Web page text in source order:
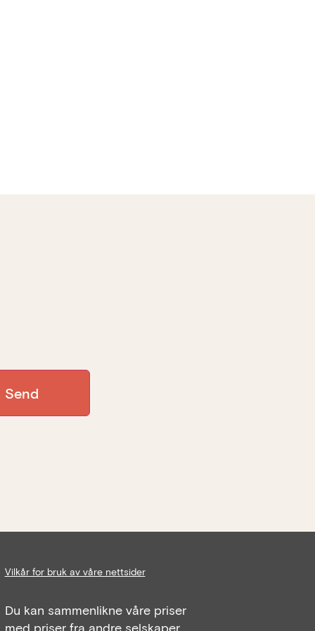
Vilkår for bruk av våre nettsider
Du kan sammenlikne våre priser
med priser fra andre selskaper